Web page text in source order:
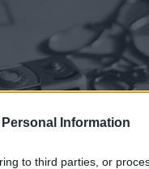
Information
to third parties, or